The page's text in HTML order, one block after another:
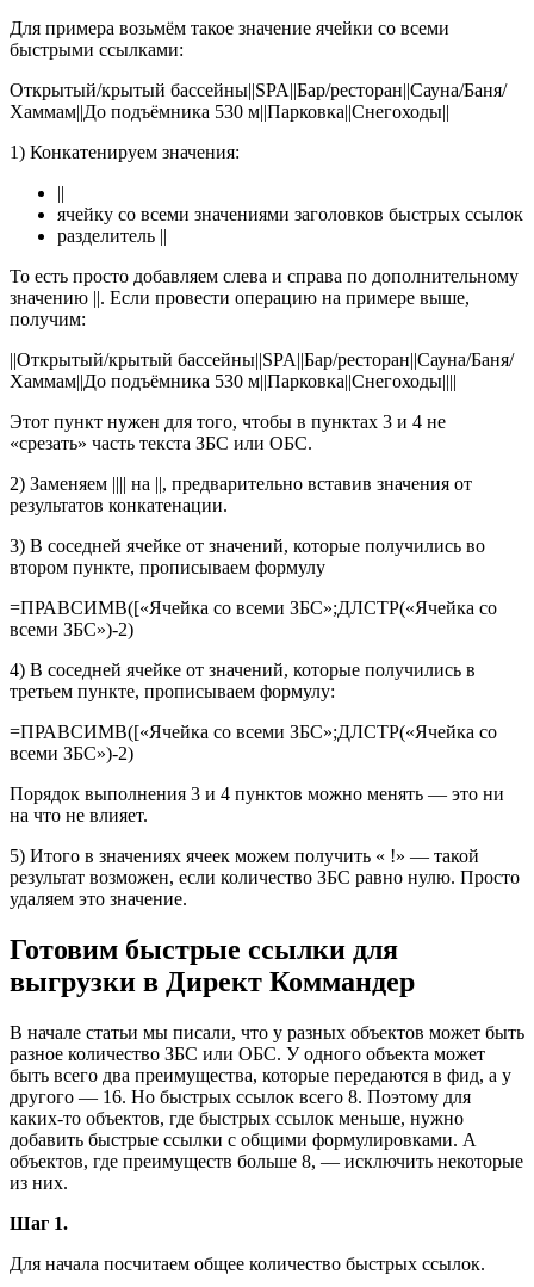
Для примера возьмём такое значение ячейки со всеми
быстрыми ссылками:
Открытый/крытый бассейны||SPA||Бар/ресторан||Сауна/Баня/
Хаммам||До подъёмника 530 м||Парковка||Снегоходы||
1) Конкатенируем значения:
||
ячейку со всеми значениями заголовков быстрых ссылок
разделитель ||
То есть просто добавляем слева и справа по дополнительному
значению ||. Если провести операцию на примере выше,
получим:
||Открытый/крытый бассейны||SPA||Бар/ресторан||Сауна/Баня/
Хаммам||До подъёмника 530 м||Парковка||Снегоходы||||
Этот пункт нужен для того, чтобы в пунктах 3 и 4 не
«срезать» часть текста ЗБС или ОБС.
2) Заменяем |||| на ||, предварительно вставив значения от
результатов конкатенации.
3) В соседней ячейке от значений, которые получились во
втором пункте, прописываем формулу
=ПРАВСИМВ([«Ячейка со всеми ЗБС»;ДЛСТР(«Ячейка со
всеми ЗБС»)-2)
4) В соседней ячейке от значений, которые получились в
третьем пункте, прописываем формулу:
=ПРАВСИМВ([«Ячейка со всеми ЗБС»;ДЛСТР(«Ячейка со
всеми ЗБС»)-2)
Порядок выполнения 3 и 4 пунктов можно менять — это ни
на что не влияет.
5) Итого в значениях ячеек можем получить « !» — такой
результат возможен, если количество ЗБС равно нулю. Просто
удаляем это значение.
Готовим быстрые ссылки для
выгрузки в Директ Коммандер
В начале статьи мы писали, что у разных объектов может быть
разное количество ЗБС или ОБС. У одного объекта может
быть всего два преимущества, которые передаются в фид, а у
другого — 16. Но быстрых ссылок всего 8. Поэтому для
каких-то объектов, где быстрых ссылок меньше, нужно
добавить быстрые ссылки с общими формулировками. А
объектов, где преимуществ больше 8, — исключить некоторые
из них.
Шаг 1.
Для начала посчитаем общее количество быстрых ссылок.